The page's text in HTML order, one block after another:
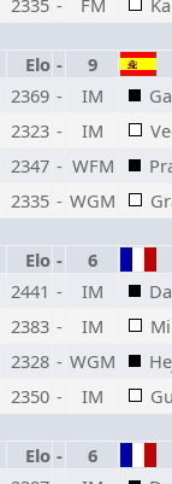
2335 - FM
Elo -
9
2369 - IM
2323 - IM
2347 - WFM
2335 - WGM
Elo -
6
2441 - IM
2383 - IM
2328 - WGM
2350 - IM
Elo -
6